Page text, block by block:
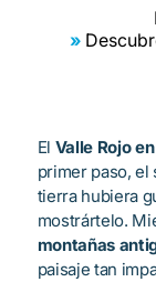
El Valle Rojo
primer paso,
tierra hubiera
mostrártelo.
montañas
paisaje tan